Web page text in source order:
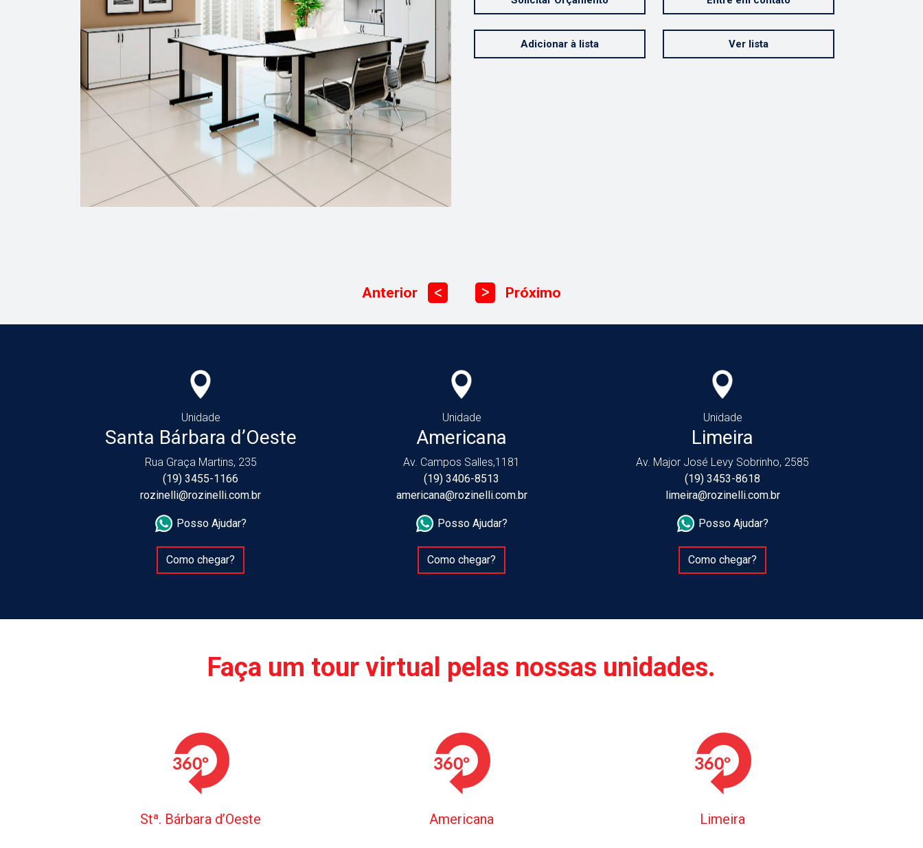
Adicionar à lista Ver lista
Anterior ᐳ ᐳ Próximo
Unidade
Santa Bárbara d’Oeste
Rua Graça Martins, 235
(19) 3455-1166
rozinelli@rozinelli.com.br
Posso Ajudar?
Como chegar?
Unidade
Americana
Av. Campos Salles,1181
(19) 3406-8513
americana@rozinelli.com.br
Posso Ajudar?
Como chegar?
Unidade
Limeira
Av. Major José Levy Sobrinho, 2585
(19) 3453-8618
limeira@rozinelli.com.br
Posso Ajudar?
Como chegar?
Faça um tour virtual pelas nossas unidades.
Stª. Bárbara d’Oeste Americana Limeira